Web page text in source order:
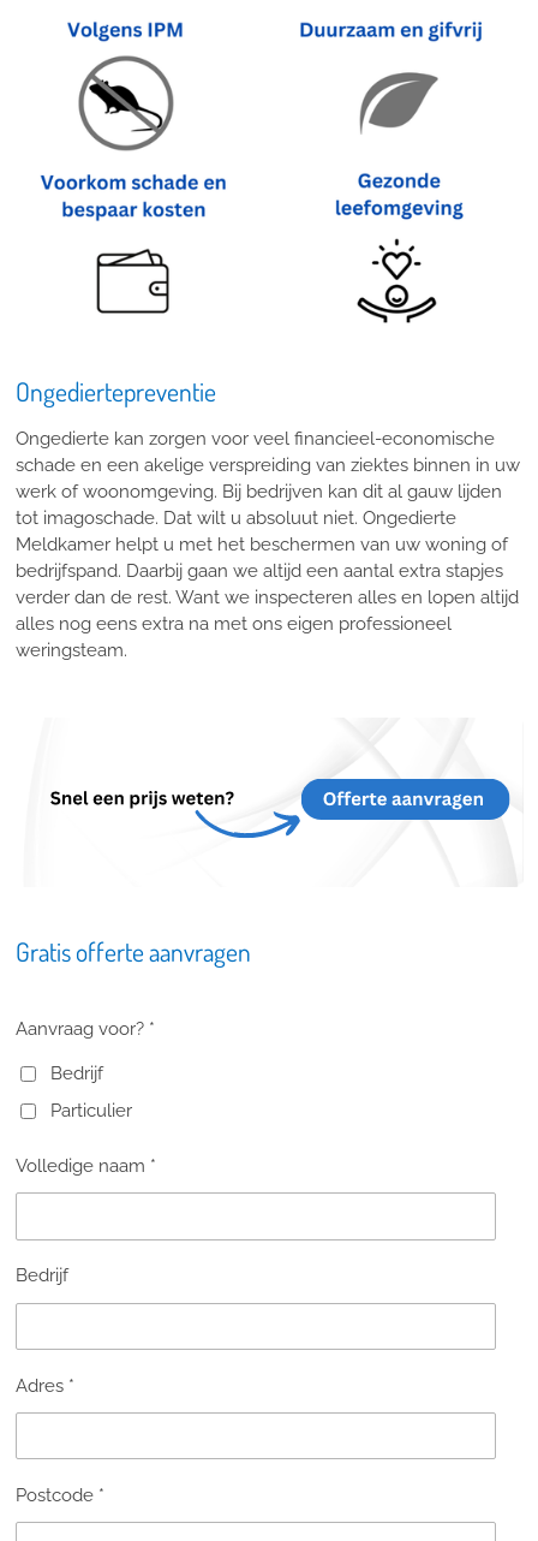
Ongediertepreventie
Ongedierte kan zorgen voor veel financieel-economische
schade en een akelige verspreiding van ziektes binnen in uw
werk of woonomgeving. Bij bedrijven kan dit al gauw lijden
tot imagoschade. Dat wilt u absoluut niet. Ongedierte
Meldkamer helpt u met het beschermen van uw woning of
bedrijfspand. Daarbij gaan we altijd een aantal extra stapjes
verder dan de rest. Want we inspecteren alles en lopen altijd
alles nog eens extra na met ons eigen professioneel
weringsteam.
Gratis offerte aanvragen
Aanvraag voor? *
Bedrijf
Particulier
Volledige naam *
Bedrijf
Adres *
Postcode *